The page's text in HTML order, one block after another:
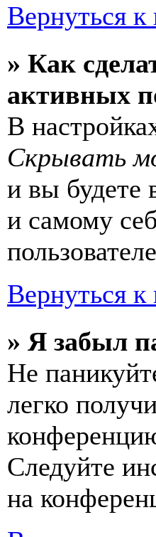
Вернуться к
» Как
активных
В
Скрывать
и вы будете
и самому
Вернуться к
» Я забыл
Не
легко
Следуйте
на